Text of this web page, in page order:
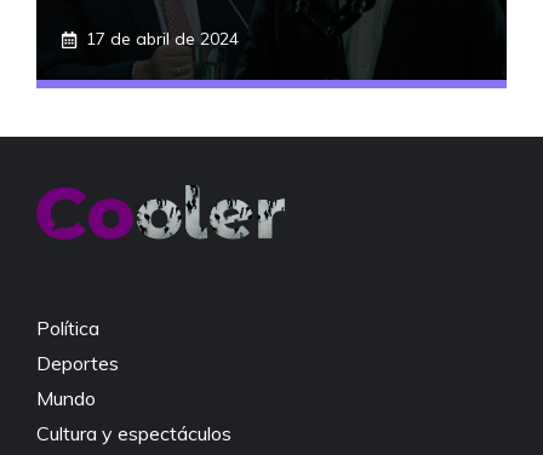
17 de abril de 2024
Política
Deportes
Mundo
Cultura y espectáculos